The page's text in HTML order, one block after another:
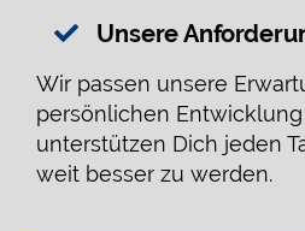
Unsere
Wir passen unsere
persönlichen
unterstützen Dich jeden
weit besser zu werden.